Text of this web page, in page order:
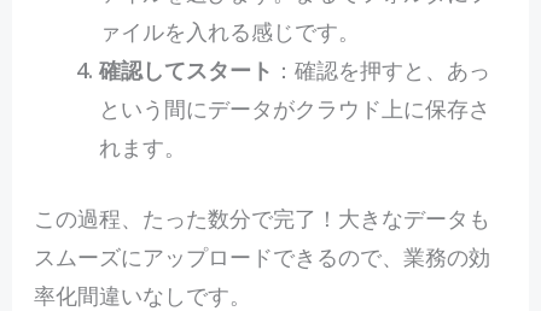
ァイルを入れる感じです。
確認してスタート ：確認を押すと、あっ
という間にデータがクラウド上に保存さ
れます。
この過程、たった数分で完了！大きなデータも
スムーズにアップロードできるので、業務の効
率化間違いなしです。